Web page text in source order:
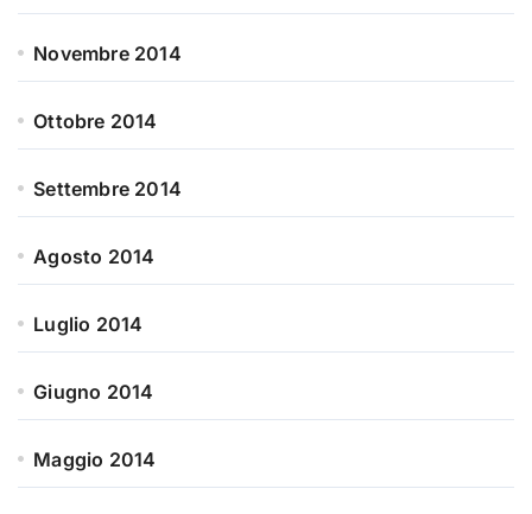
Novembre 2014
Ottobre 2014
Settembre 2014
Agosto 2014
Luglio 2014
Giugno 2014
Maggio 2014